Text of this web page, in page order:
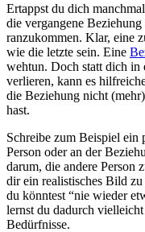
Ertappst du dich
die vergangene
ranzukommen. Klar, eine
wie die letzte sein. Eine
wehtun. Doch statt dich in
verlieren, kann es
die Beziehung nicht
hast.
Schreibe zum Beispiel ein
Person oder an der
darum, die andere Person
dir ein realistisches Bild
du könntest “nie wieder
lernst du dadurch
Bedürfnisse.